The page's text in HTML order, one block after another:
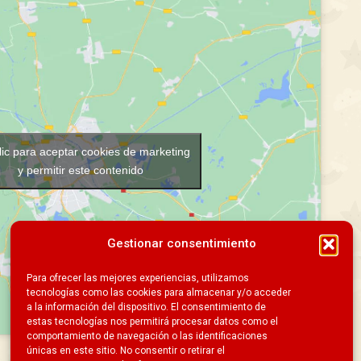
Gestionar consentimiento
Para ofrecer las mejores experiencias, utilizamos
tecnologías como las cookies para almacenar y/o acceder
a la información del dispositivo. El consentimiento de
estas tecnologías nos permitirá procesar datos como el
comportamiento de navegación o las identificaciones
únicas en este sitio. No consentir o retirar el
para aceptar cookies de marketing
y permitir este contenido